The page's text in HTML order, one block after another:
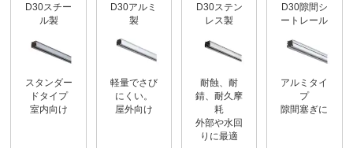
D30スチー
ル製
スタンダー
ドタイプ
室内向け
D30アルミ
製
軽量でさび
にくい。
屋外向け
D30ステン
レス製
耐蝕、耐
錆、耐久摩
耗
外部や水回
りに最適
D30隙間シ
ートレール
アルミタイ
プ
隙間塞ぎに